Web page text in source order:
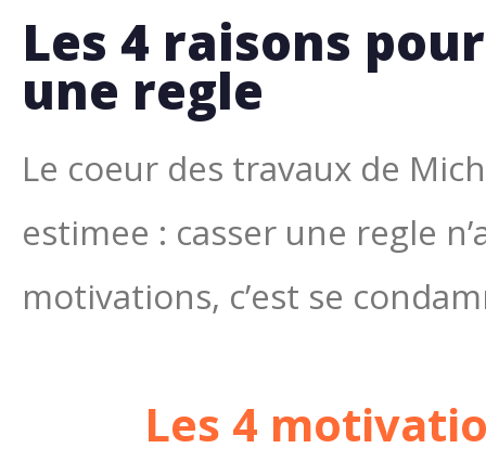
Les 4 raisons
une regle
Le coeur des travaux de
estimee : casser une regle
motivations, c’est se
Les 4